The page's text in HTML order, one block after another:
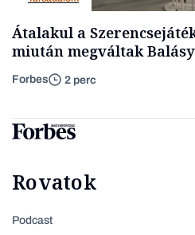
Átalakul a
miután megváltak
Forbes 2 perc
Rovatok
Podcast